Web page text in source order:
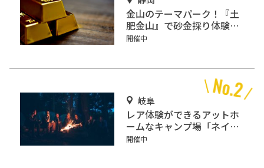
金山のテーマパーク！『土
肥金山』で砂金採り体験や
坑道観光を楽しもう♪
開催中
岐阜
レア体験ができるアットホ
ームなキャンプ場「ネイチ
ャーランドかみのほ」
開催中